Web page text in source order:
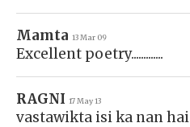
Mamta 13 Mar 09
Excellent poetry.............
RAGNI 17 May 13
vastawikta isi ka nan hai